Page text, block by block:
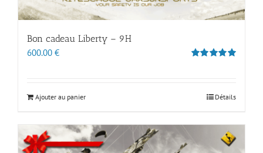
Bon cadeau Liberty – 9H
600.00 €
Ajouter au panier Détails